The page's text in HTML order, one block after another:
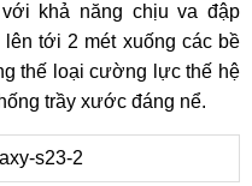
khả năng chịu va đập
tới 2 mét xuống các bề
thế loại cường lực thế hệ
trầy xước đáng nể.